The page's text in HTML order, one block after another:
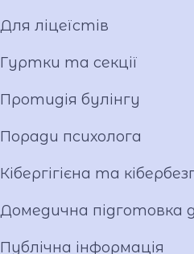
Відеопроєкт
Для ліцеїстів
Гуртки та секції
Протидія булінгу
Поради психолога
Кібергігієна та
Домедична підготовка
Публічна інформація